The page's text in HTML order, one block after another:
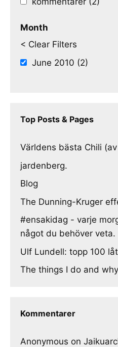
Month
< Clear Filters
June 2010 (2)
Top Posts & Pages
Världens bästa Chili
jardenberg.
Blog
The Dunning-Kruger
#ensakidag - varje
något du behöver veta.
Ulf Lundell: topp 100
The things I do and
Kommentarer
Anonymous on